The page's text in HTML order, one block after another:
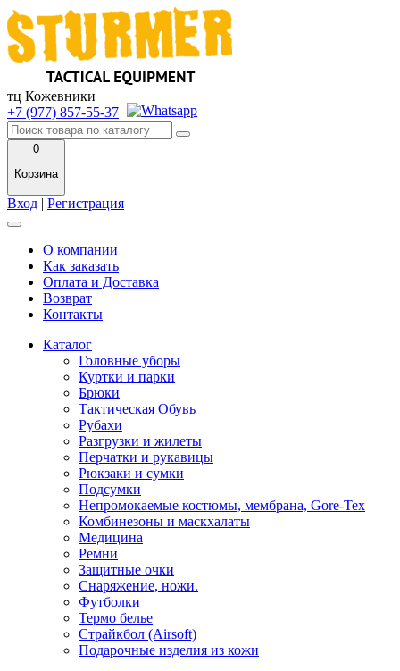
тц Кожевники
+7 (977) 857-55-37
0
Корзина
Вход | Регистрация
О компании
Как заказать
Оплата и Доставка
Возврат
Контакты
Каталог
Головные уборы
Куртки и парки
Брюки
Тактическая Обувь
Рубахи
Разгрузки и жилеты
Перчатки и рукавицы
Рюкзаки и сумки
Подсумки
Непромокаемые костюмы, мембрана, Gore-Tex
Комбинезоны и маскхалаты
Медицина
Ремни
Защитные очки
Снаряжение, ножи.
Футболки
Термо белье
Страйкбол (Airsoft)
Подарочные изделия из кожи